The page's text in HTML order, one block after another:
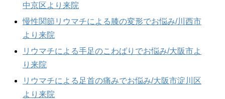
中京区より来院
慢性関節リウマチによる膝の変形でお悩み/川西市
より来院
リウマチによる手足のこわばりでお悩み/大阪市よ
り来院
リウマチによる足首の痛みでお悩み/大阪市淀川区
より来院